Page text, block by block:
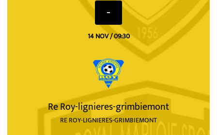
-
14 NOV / 09:30
Re Roy-lignieres-grimbiemont
RE ROY-LIGNIERES-GRIMBIEMONT